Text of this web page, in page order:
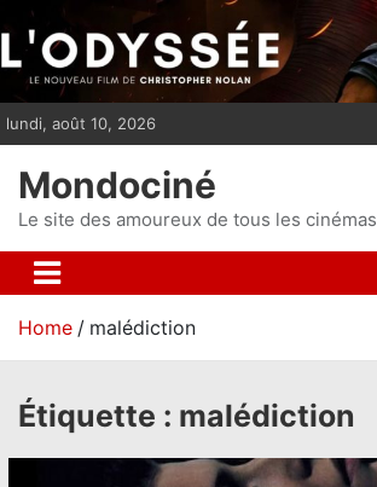
i
p
n
t
lundi, août 10, 2026
Mondociné
Le site des amoureux de tous les cinémas
Home malédiction
Étiquette : malédiction